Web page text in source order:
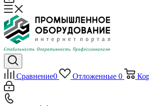
Сравнение0 Отложенные 0